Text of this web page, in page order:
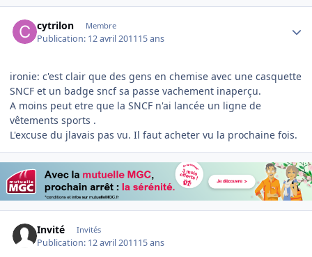
cytrilon Membre
Publication: 12 avril 201115 ans
ironie: c'est clair que des gens en chemise avec une casquette
SNCF et un badge sncf sa passe vachement inaperçu.
A moins peut etre que la SNCF n'ai lancée un ligne de
vêtements sports .
L'excuse du jlavais pas vu. Il faut acheter vu la prochaine fois.
Invité Invités
Publication: 12 avril 201115 ans